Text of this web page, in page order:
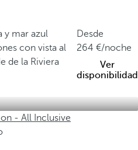
y mar azul
con vista al
de la Riviera
Desde
264
/noche
Ver
disponibilidad
- All Inclusive